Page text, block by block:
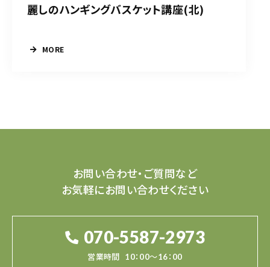
麗しのハンギングバスケット講座(北)
MORE
お問い合わせ・ご質問など
お気軽にお問い合わせください
070-5587-2973
営業時間 10：00～16：00